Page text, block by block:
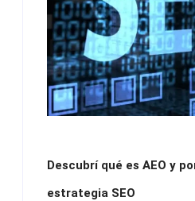
Descubrí qué es AEO y
estrategia SEO